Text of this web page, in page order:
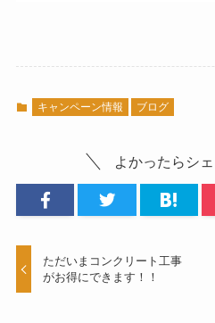
キャンペーン情報 ブログ
よかったらシ
ただいまコンクリート工事
がお得にできます！！